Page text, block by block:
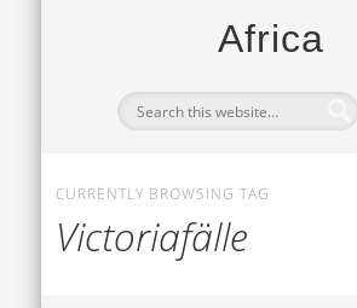
Africa
CURRENTLY BROWSING TAG
Victoriafälle